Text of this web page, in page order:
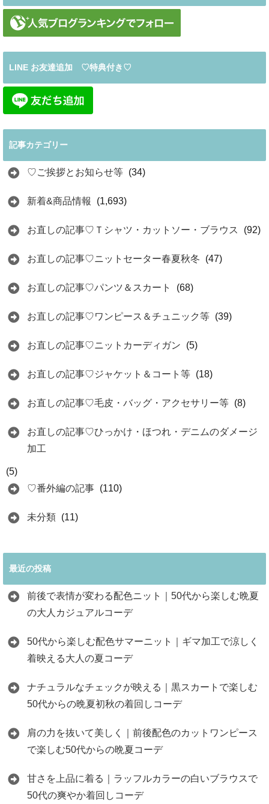
LINE お友達追加 ♡特典付き♡
記事カテゴリー
♡ご挨拶とお知らせ等 (34)
新着&商品情報 (1,693)
お直しの記事♡Ｔシャツ・カットソー・ブラウス (92)
お直しの記事♡ニットセーター春夏秋冬 (47)
お直しの記事♡パンツ＆スカート (68)
お直しの記事♡ワンピース＆チュニック等 (39)
お直しの記事♡ニットカーディガン (5)
お直しの記事♡ジャケット＆コート等 (18)
お直しの記事♡毛皮・バッグ・アクセサリー等 (8)
お直しの記事♡ひっかけ・ほつれ・デニムのダメージ
加工
(5)
♡番外編の記事 (110)
未分類 (11)
最近の投稿
前後で表情が変わる配色ニット｜50代から楽しむ晩夏
の大人カジュアルコーデ
50代から楽しむ配色サマーニット｜ギマ加工で涼しく
着映える大人の夏コーデ
ナチュラルなチェックが映える｜黒スカートで楽しむ
50代からの晩夏初秋の着回しコーデ
肩の力を抜いて美しく｜前後配色のカットワンピース
で楽しむ50代からの晩夏コーデ
甘さを上品に着る｜ラッフルカラーの白いブラウスで
50代の爽やか着回しコーデ